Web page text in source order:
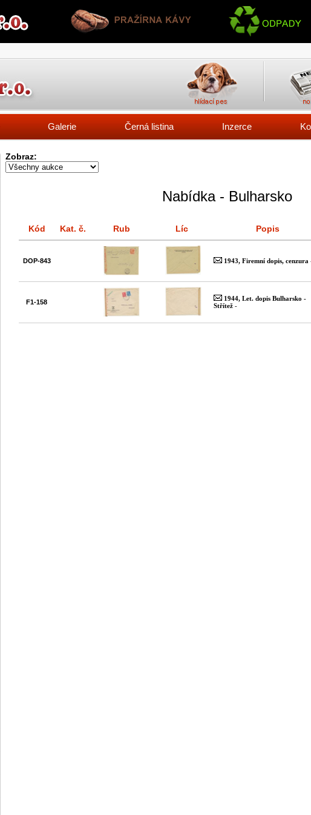
Galerie Černá listina Inzerce
Zobraz:
Nabídka - Bulharsko
Kód Kat. č. Rub Líc Popis
DOP-843 1943, Firemní dopis, cenzura
F1-158
1944, Let. dopis Bulharsko -
Střítež-